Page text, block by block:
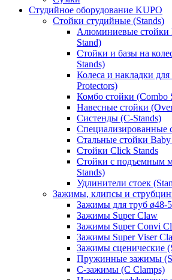
Студийное оборудование KUPO
Стойки студийные (Stands)
Алюминиевые стойки
Stand)
Стойки и базы на
Stands)
Колеса и накладки
Protectors)
Комбо стойки (Combo
Навесные стойки
Систенды (C-Stands)
Специализированные
Стальные стойки
Стойки Click Stands
Стойки с подъемным
Stands)
Удлинители стоек
Зажимы, клипсы и
Зажимы для труб ø48-
Зажимы Super Claw
Зажимы Super Convi
Зажимы Super Viser
Зажимы сценические
Пружинные зажимы
С-зажимы (C Clamps)